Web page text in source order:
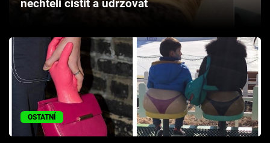
Sledujte prima+
Přihlášení
Sledujte nás
nechtěli čistit a udržovat
OSTATNÍ